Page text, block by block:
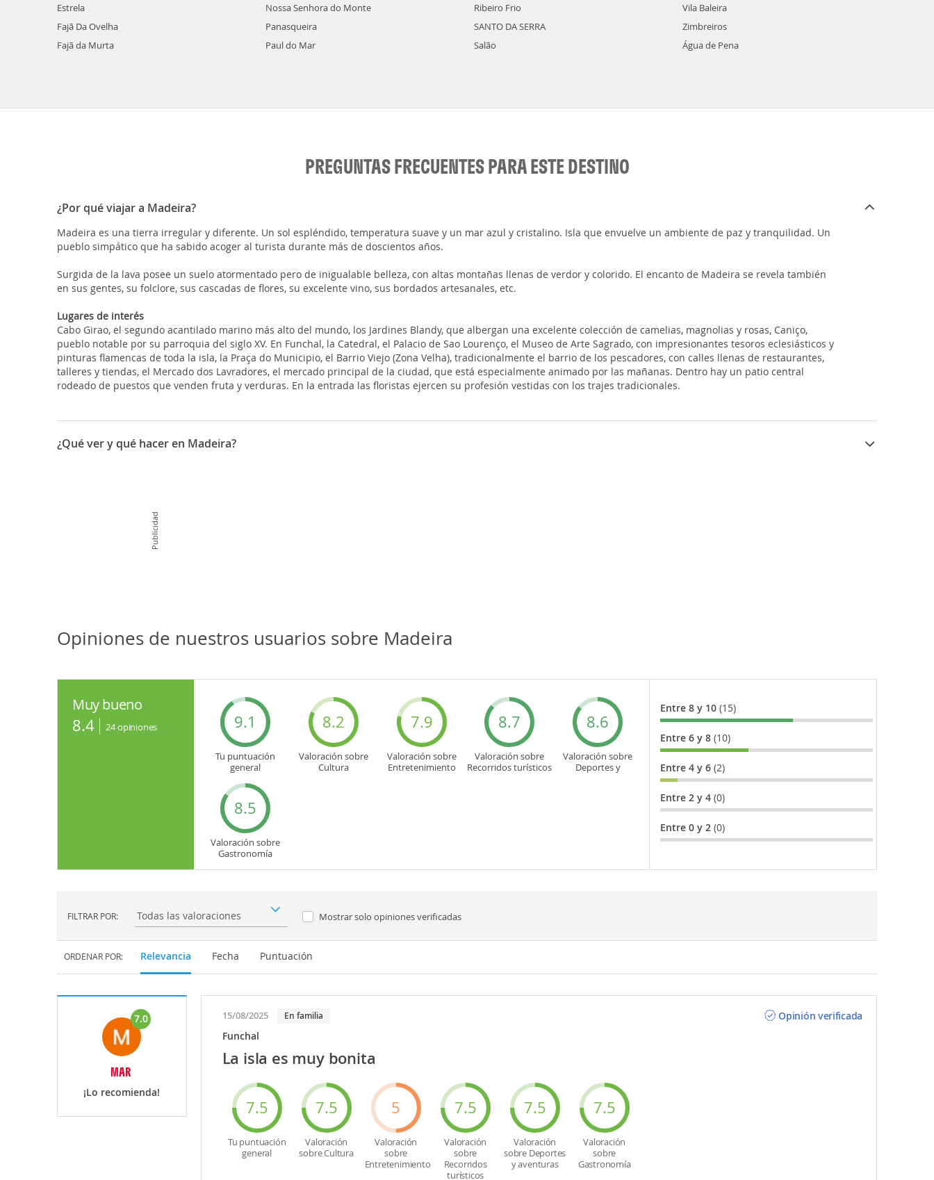
Estrela
Fajã Da Ovelha
Fajã da Murta
Nossa Senhora do Monte
Panasqueira
Paul do Mar
Ribeiro Frio
SANTO DA SERRA
Salão
Vila Baleira
Zimbreiros
Água de Pena
PREGUNTAS FRECUENTES PARA ESTE DESTINO
¿Por qué viajar a Madeira?
Madeira es una tierra irregular y diferente. Un sol espléndido, temperatura suave y un mar azul y cristalino. Isla que envuelve un ambiente de paz y tranquilidad. Un
pueblo simpático que ha sabido acoger al turista durante más de doscientos años.
Surgida de la lava posee un suelo atormentado pero de inigualable belleza, con altas montañas llenas de verdor y colorido. El encanto de Madeira se revela también
en sus gentes, su folclore, sus cascadas de flores, su excelente vino, sus bordados artesanales, etc.
Lugares de interés
Cabo Girao, el segundo acantilado marino más alto del mundo, los Jardines Blandy, que albergan una excelente colección de camelias, magnolias y rosas, Caniço,
pueblo notable por su parroquia del siglo XV. En Funchal, la Catedral, el Palacio de Sao Lourenço, el Museo de Arte Sagrado, con impresionantes tesoros eclesiásticos y
pinturas flamencas de toda la isla, la Praça do Municipio, el Barrio Viejo (Zona Velha), tradicionalmente el barrio de los pescadores, con calles llenas de restaurantes,
talleres y tiendas, el Mercado dos Lavradores, el mercado principal de la ciudad, que está especialmente animado por las mañanas. Dentro hay un patio central
rodeado de puestos que venden fruta y verduras. En la entrada las floristas ejercen su profesión vestidas con los trajes tradicionales.
¿Qué ver y qué hacer en Madeira?
llana comparada con la isla principal. Te espera una extensa playa, de arenas con propiedades terapéuticas. En Vila Baleira, la pintoresca villa capital, visita la casa
donde vivió el navegante Cristóvão Colombo.
Publicidad
Opiniones de nuestros usuarios sobre Madeira
Muy bueno
8.4 24opiniones 9.1
Tu puntuación
general
8.2
Valoración sobre
Cultura
7.9
Valoración sobre
Entretenimiento
8.7
Valoración sobre
Recorridos turísticos
8.6
Valoración sobre
Deportes y
8.5
Valoración sobre
Gastronomía
Entre 8 y 10 (15)
Entre 6 y 8 (10)
Entre 4 y 6 (2)
Entre 2 y 4 (0)
Entre 0 y 2 (0)
FILTRAR POR: Filtrar por: Mostrar solo opiniones verificadas
ORDENAR POR: Relevancia Fecha Puntuación
7.0
MAR
¡Lo recomienda!
15/08/2025 En familia
Opinión verificada
Funchal
La isla es muy bonita
7.5
Tu puntuación
general
7.5
Valoración
sobre Cultura
5
Valoración
sobre
Entretenimiento
7.5
Valoración
sobre
Recorridos
turísticos
7.5
Valoración
sobre Deportes
y aventuras
7.5
Valoración
sobre
Gastronomía